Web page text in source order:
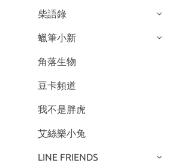
柴語錄
蠟筆小新
角落生物
豆卡頻道
我不是胖虎
艾絲樂小兔
LINE FRIENDS